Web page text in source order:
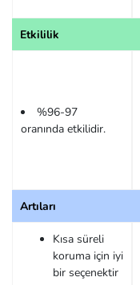
Etkililik
%96-97
oranında etkilidir.
Artıları
Kısa süreli
koruma için iyi
bir seçenektir